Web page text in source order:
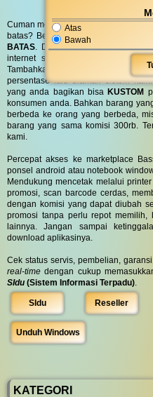
Atas
Bawah
Cuman modal posting di media
batas? Bergabung menjadi
BATAS . DapatkanBINGKISAN
internet serta
Tambahkan komisi sebanyak
persentase lalu biarkan sistem
yang anda bagikan bisaKUSTOM
konsumen anda. Bahkan barang
berbeda ke orang yang berbeda,
barang yang sama komisi 300rb.
kami.
Percepat akses ke marketplace
ponsel android atau notebook
Mendukung mencetak melalui
promosi, scan barcode cerdas,
dengan komisi yang dapat diubah
promosi tanpa perlu repot memilih,
lainnya. Jangan sampai
download aplikasinya.
Cek status servis, pembelian,
real-time dengan cukup
SIdu (Sistem Informasi Terpadu)
SIdu Reseller
Unduh Windows
KATEGORI